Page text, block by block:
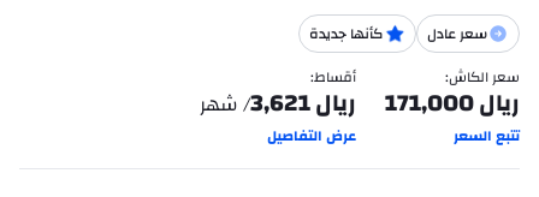
سعر عادل
كأنها جديدة
سعر الكاش:
ريال171,000
تتبع السعر
أقساط:
ريال3,621/ شهر
عرض التفاصيل